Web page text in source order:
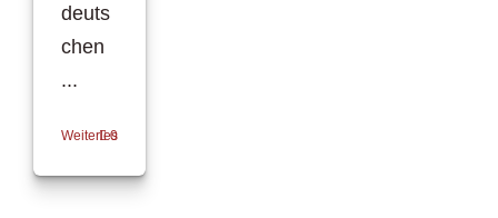
deuts
chen
...
Weiterlesen
0